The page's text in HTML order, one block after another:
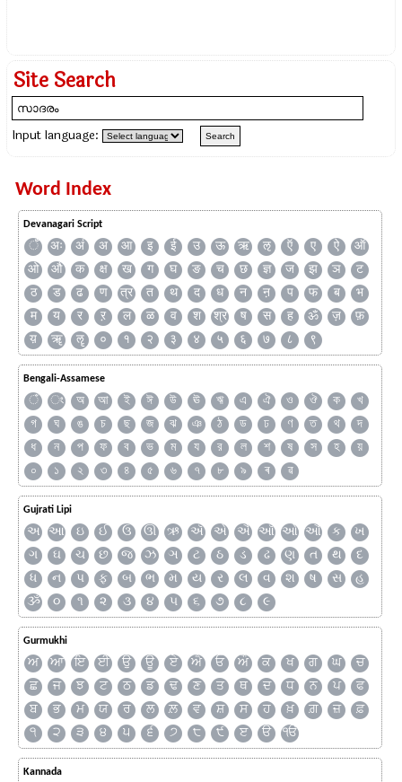
Site Search
Input language:
Word Index
Devanagari Script
ँ अः अं अ आ इ ई उ ऊ ऋ ऌ ऍ ए ऐ
ऑ
ओ
औ क क्ष ख ग घ ङ च छ ज्ञ ज झ ञ
ट
ठ
ड ढ ण त्र त थ द ध न ऩ प फ ब
भ
म
य र ऱ ल ळ व श श्र ष स ह ॐ ज़
फ़
य़
ॠ ॡ ० १ २ ३ ४ ५ ६ ७ ८ ९
Bengali-Assamese
ঁ ং অ আ ই ঈ উ ঊ ঋ এ ঐ ও ঔ ক
খ
গ
ঘ ঙ চ ছ জ ঝ ঞ ঠ ড ঢ ণ ত থ
দ
ধ
ন প ফ ব ভ ম য র ল শ ষ স হ
য়
০
১ ২ ৩ ৪ ৫ ৬ ৭ ৮ ৯ ৰ ৱ
Gujrati Lipi
અ આ ઇ ઈ ઉ ઊ ઋ ઍ એ ઐ ઑ ઓ ઔ ક
ખ
ગ
ઘ ચ છ જ ઝ ઞ ટ ઠ ડ ઢ ણ ત થ
દ
ધ
ન પ ફ બ ભ મ ય ર લ વ શ ષ સ
હ
ૐ
૦ ૧ ૨ ૩ ૪ ૫ ૬ ૭ ૮ ૯
Gurmukhi
ਅ ਆ ਇ ਈ ਉ ਊ ਏ ਐ ਓ ਔ ਕ ਖ ਗ ਘ
ਚ
ਛ
ਜ ਝ ਟ ਠ ਡ ਢ ਣ ਤ ਥ ਦ ਧ ਨ ਪ
ਫ
ਬ
ਭ ਮ ਯ ਰ ਲ ਲ਼ ਵ ਸ਼ ਸ ਹ ਖ਼ ਗ਼ ਜ਼
ਫ਼
੧
੨ ੩ ੪ ੫ ੬ ੭ ੮ ੯ ੲ ੳ ੴ
Kannada